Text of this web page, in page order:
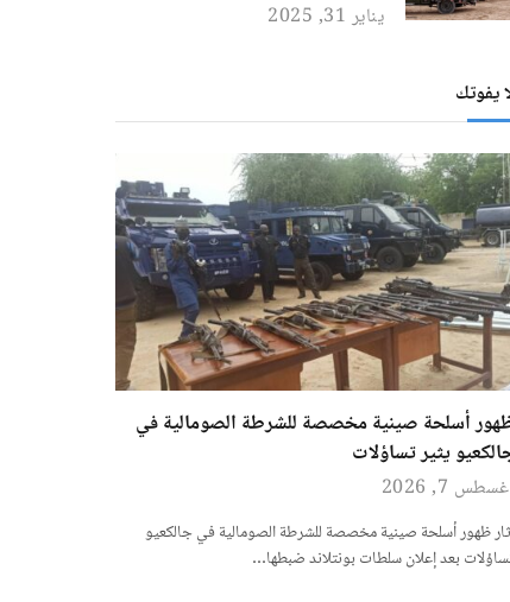
يناير 31, 2025
يفوتك
أسلحة صينية مخصصة للشرطة الصومالية في
يثير تساؤلات
7, 2026
ظهور أسلحة صينية مخصصة للشرطة الصومالية في جالكعيو
بعد إعلان سلطات بونتلاند ضبطها…